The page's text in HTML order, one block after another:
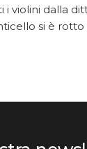
violini dalla
si è rotto